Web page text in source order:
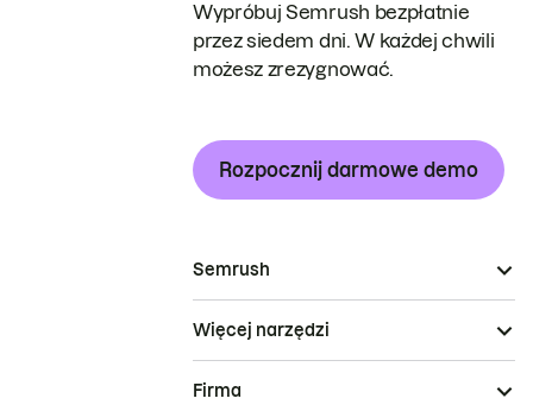
Wypróbuj Semrush bezpłatnie
przez siedem dni. W każdej chwili
możesz zrezygnować.
Rozpocznij darmowe demo
Semrush
Więcej narzędzi
Firma